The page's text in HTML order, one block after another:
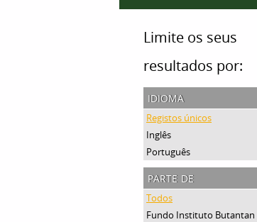
Limite os seus
resultados por:
idioma
Registos únicos
Inglês
Português
parte de
Todos
Fundo Instituto Butantan